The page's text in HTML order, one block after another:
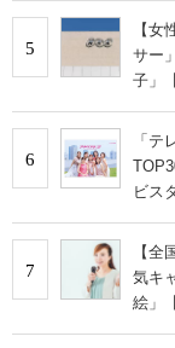
5
【
サー
子」
6
「
ビス
7
【
気キ
絵」